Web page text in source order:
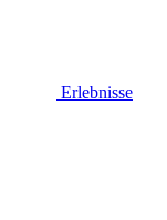
Erlebnisse